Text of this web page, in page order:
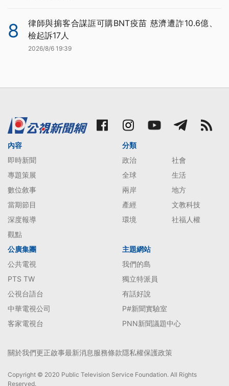
8
律師與掮客合謀誆可購BNT疫苗 慈濟遭詐10.6億、
檢起訴17人
2026/8/6 19:39
內容
即時新聞
專題策展
數位敘事
當期節目
深度報導
觀點
分類
政治
社會
全球
生活
兩岸
地方
產經
文教科技
環境
社福人權
公廣集團
公共電視
PTS TW
公視台語台
中華電視公司
客家電視台
主題網站
我們的島
獨立特派員
有話好說
P#新聞實驗室
PNN新聞議題中心
關於我們更正啟事最新消息服務條款隱私權保護政策
Copyright © 2020 Public Television Service Foundation. All Rights
Reserved.